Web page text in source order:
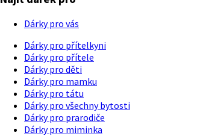
Dárky pro vás
Dárky pro přítelkyni
Dárky pro přítele
Dárky pro děti
Dárky pro mamku
Dárky pro tátu
Dárky pro všechny bytosti
Dárky pro prarodiče
Dárky pro miminka